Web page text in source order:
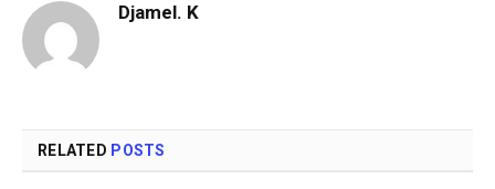
Djamel. K
RELATED POSTS